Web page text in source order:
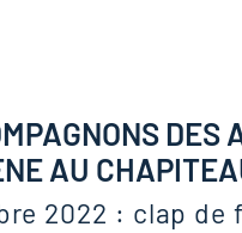
AU
2022 : clap